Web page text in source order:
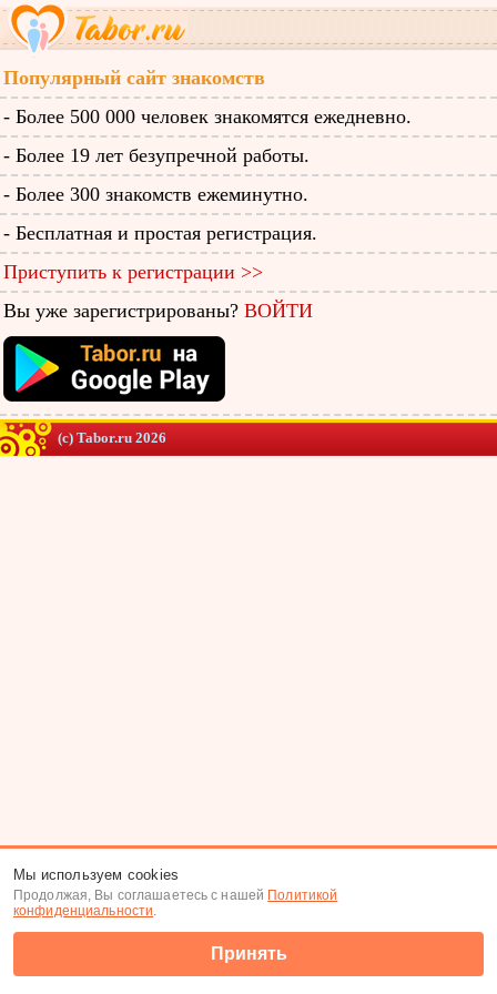
Популярный сайт знакомств
- Более 500 000 человек знакомятся ежедневно.
- Более 19 лет безупречной работы.
- Более 300 знакомств ежеминутно.
- Бесплатная и простая регистрация.
Приступить к регистрации >>
Вы уже зарегистрированы? ВОЙТИ
(c) Tabor.ru 2026
Мы используем cookies
Продолжая, Вы соглашаетесь с нашей Политикой
конфиденциальности.
Принять